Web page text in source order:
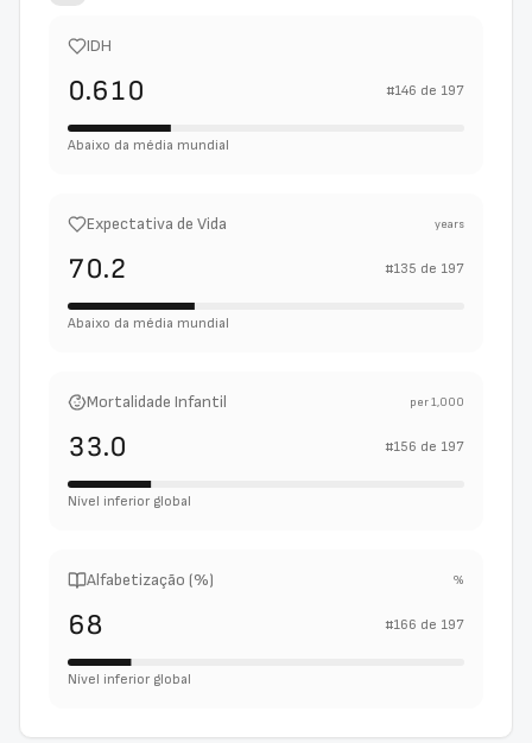
IDH
0.610 #146 de 197
Abaixo da média mundial
Expectativa de Vida years
70.2 #135 de 197
Abaixo da média mundial
Mortalidade Infantil per 1,000
33.0 #156 de 197
Nível inferior global
Alfabetização (%) %
68 #166 de 197
Nível inferior global